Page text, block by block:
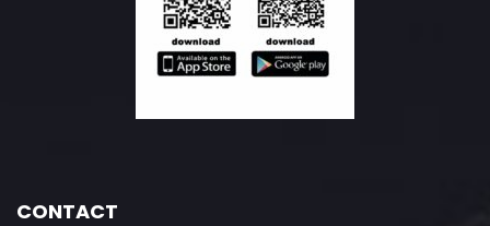
CONTACT